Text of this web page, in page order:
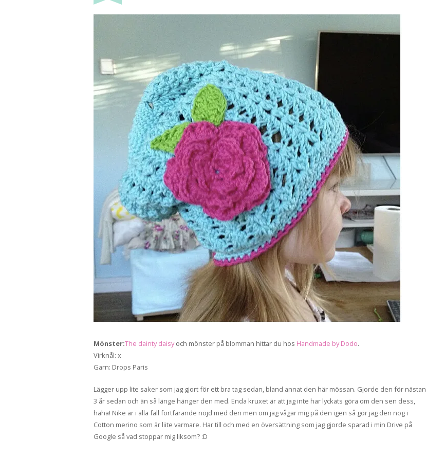
Mönster:The dainty daisyoch mönster på blomman hittar du hos Handmade by Dodo.
Virknål: x
Garn: Drops Paris
Lägger upp lite saker som jag gjort för ett bra tag sedan, bland annat den här mössan. Gjorde den för nästan
3 år sedan och än så länge hänger den med. Enda kruxet är att jag inte har lyckats göra om den sen dess,
haha! Nike är i alla fall fortfarande nöjd med den men om jag vågar mig på den igen så gör jag den nog i
Cotton merino som är liite varmare. Har till och med en översättning som jag gjorde sparad i min Drive på
Google så vad stoppar mig liksom? :D